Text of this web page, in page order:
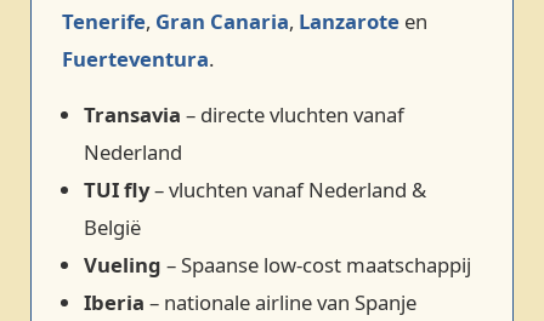
Tenerife, Gran Canaria, Lanzarote en
Fuerteventura.
Transavia – directe vluchten vanaf
Nederland
TUI fly– vluchten vanaf Nederland &
België
Vueling – Spaanse low‑cost maatschappij
Iberia – nationale airline van Spanje